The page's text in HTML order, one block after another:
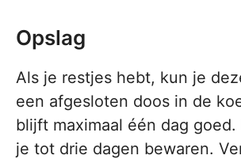
Opslag
Als je restjes hebt, kun je
een afgesloten doos in de
blijft maximaal één dag goed.
je tot drie dagen bewaren.